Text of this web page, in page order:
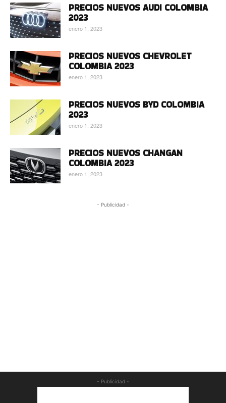
PRECIOS NUEVOS AUDI COLOMBIA
2023
enero 1, 2023
PRECIOS NUEVOS CHEVROLET
COLOMBIA 2023
enero 1, 2023
PRECIOS NUEVOS BYD COLOMBIA
2023
enero 1, 2023
PRECIOS NUEVOS CHANGAN
COLOMBIA 2023
enero 1, 2023
- Publicidad -
- Publicidad -